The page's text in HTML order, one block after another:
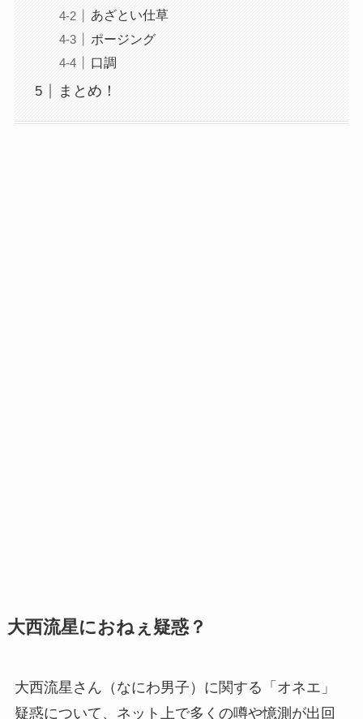
あざとい仕草
ポージング
口調
まとめ！
大西流星におねぇ疑惑？
大西流星さん（なにわ男子）に関する「オネエ」
疑惑について、ネット上で多くの噂や憶測が出回